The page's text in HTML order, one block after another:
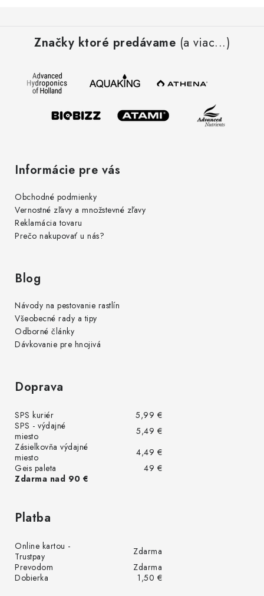
Značky ktoré predávame (a viac...)
Informácie pre vás
Obchodné podmienky
Vernostné zľavy a množstevné zľavy
Reklamácia tovaru
Prečo nakupovať u nás?
Blog
Návody na pestovanie rastlín
Všeobecné rady a tipy
Odborné články
Dávkovanie pre hnojivá
Doprava
SPS kuriér
5,99 €
SPS - výdajné
miesto
5,49 €
Zásielkovňa výdajné
miesto
4,49 €
Geis paleta
49 €
Zdarma nad 90 €
Platba
Online kartou -
Trustpay
Zdarma
Prevodom
Zdarma
Dobierka
1,50 €